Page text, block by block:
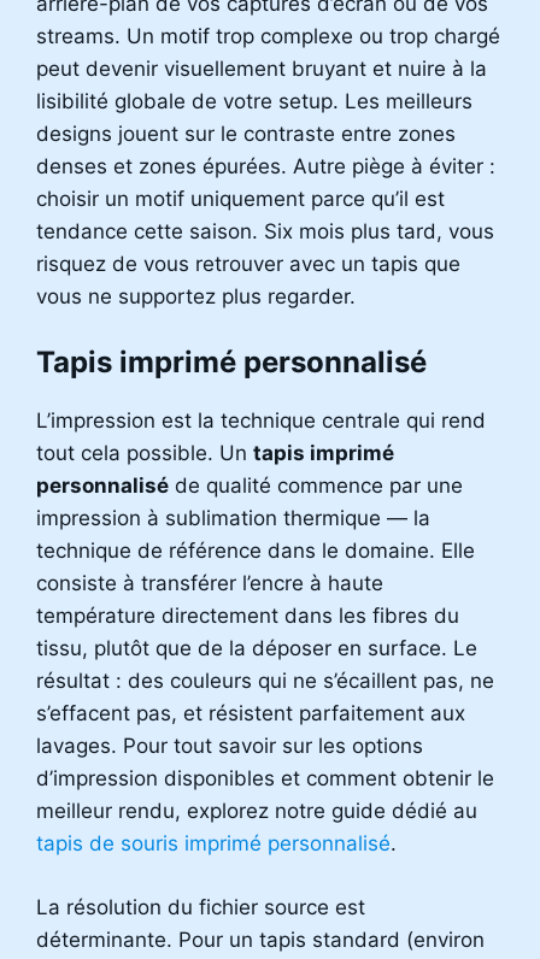
streams. Un motif trop complexe ou trop chargé
peut devenir visuellement bruyant et nuire à la
lisibilité globale de votre setup. Les meilleurs
designs jouent sur le contraste entre zones
denses et zones épurées. Autre piège à éviter :
choisir un motif uniquement parce qu’il est
tendance cette saison. Six mois plus tard, vous
risquez de vous retrouver avec un tapis que
vous ne supportez plus regarder.
Tapis imprimé personnalisé
L’impression est la technique centrale qui rend
tout cela possible. Un tapis imprimé
personnalisé de qualité commence par une
impression à sublimation thermique — la
technique de référence dans le domaine. Elle
consiste à transférer l’encre à haute
température directement dans les fibres du
tissu, plutôt que de la déposer en surface. Le
résultat : des couleurs qui ne s’écaillent pas, ne
s’effacent pas, et résistent parfaitement aux
lavages. Pour tout savoir sur les options
d’impression disponibles et comment obtenir le
meilleur rendu, explorez notre guide dédié au
tapis de souris imprimé personnalisé.
La résolution du fichier source est
déterminante. Pour un tapis standard (environ